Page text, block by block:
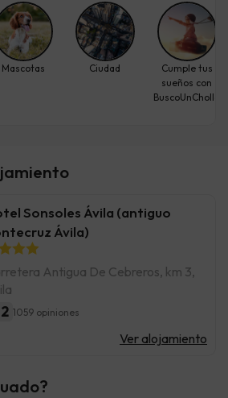
Sonsoles Ávila (antiguo
Ávila)
Antigua De Cebreros, km 3,
1059 opiniones
Ver alojamiento
Mascotas Ciudad
Cumple tus
sueños con
BuscoUnChollo